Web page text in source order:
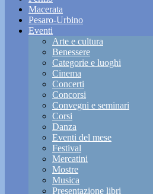
Macerata
Pesaro-Urbino
Eventi
Arte e cultura
Benessere
Categorie e luoghi
Cinema
Concerti
Concorsi
Convegni e seminari
Corsi
Danza
Eventi del mese
Festival
Mercatini
Mostre
Musica
Presentazione libri